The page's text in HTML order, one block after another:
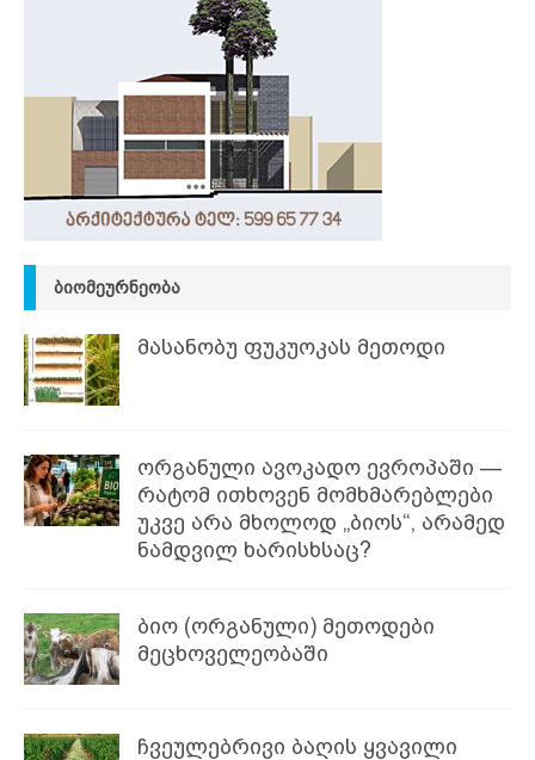
ᲑᲘᲝᲛᲔᲣᲠᲜᲔᲝᲑᲐ
მასანობუ ფუკუოკას მეთოდი
ორგანული ავოკადო ევროპაში —
რატომ ითხოვენ მომხმარებლები
უკვე არა მხოლოდ „ბიოს“, არამედ
ნამდვილ ხარისხსაც?
ბიო (ორგანული) მეთოდები
მეცხოველეობაში
ჩვეულებრივი ბაღის ყვავილი